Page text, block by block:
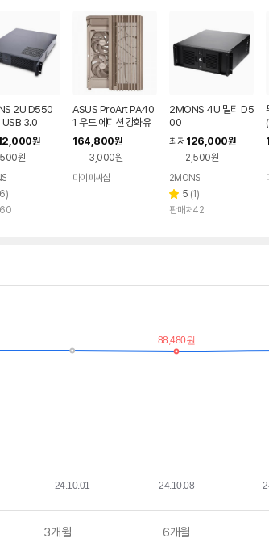
2U D550
USB 3.0
원
원
6)
60
ASUS ProArt PA40
1 우드 에디션 강화유
리 (베이지)
164,800원
3,000원
마이피씨샵
2MONS 4U 멀티 D5
00
최저 126,000원
2,500원
2MONS
별
점
5 리
뷰
(1)
판매처42
3개월 6개월